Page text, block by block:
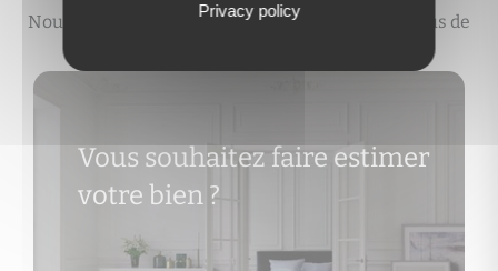
Nous vous accompagnons durant tout le processus de
Vous souhaitez faire estimer
votre bien ?
Privacy policy